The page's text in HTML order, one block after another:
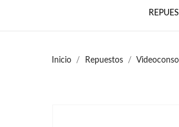
Inicio Repuestos